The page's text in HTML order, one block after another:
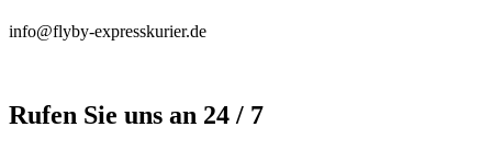
info@flyby-expresskurier.de
Rufen Sie uns an 24 / 7